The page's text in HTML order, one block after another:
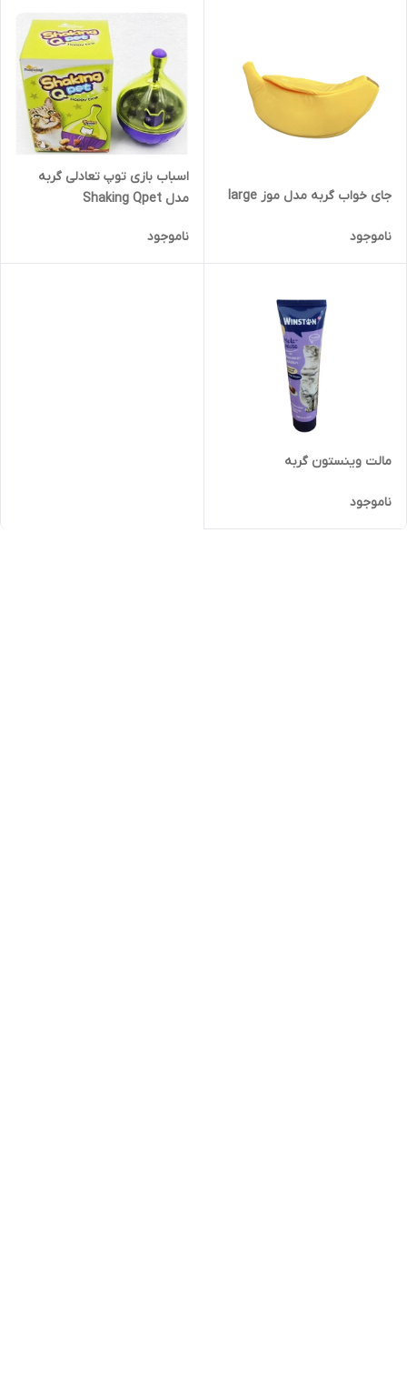
جای خواب گربه مدل موز large
ناموجود
اسباب بازی توپ تعادلی گربه
مدل Shaking Qpet
ناموجود
مالت وینستون گربه
ناموجود